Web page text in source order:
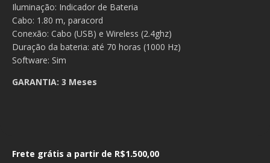
Iluminação: Indicador de Bateria
Cabo: 1.80 m, paracord
Conexão: Cabo (USB) e Wireless (2.4ghz)
Duração da bateria: até 70 horas (1000 Hz)
Software: Sim
GARANTIA: 3 Meses
Frete grátis a partir deR$1.500,00
Frete grátis a partir de R$1.500,00